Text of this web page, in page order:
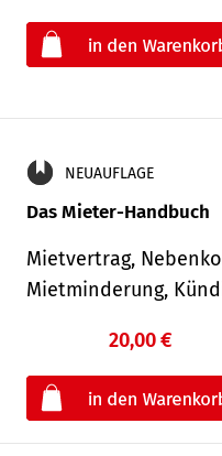
NEUAUFLAGE
Das Mieter-Handbuch
Mietvertrag,
Mietminderung,
20,00 €